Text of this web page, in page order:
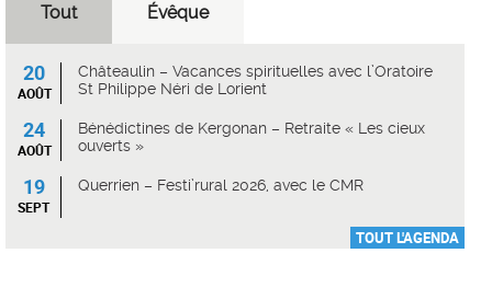
Tout Évêque
20
AOÛT
Châteaulin – Vacances spirituelles avec l’Oratoire
St Philippe Néri de Lorient
24
AOÛT
Bénédictines de Kergonan – Retraite « Les cieux
ouverts »
19
SEPT
Querrien – Festi’rural 2026, avec le CMR
TOUT L'AGENDA